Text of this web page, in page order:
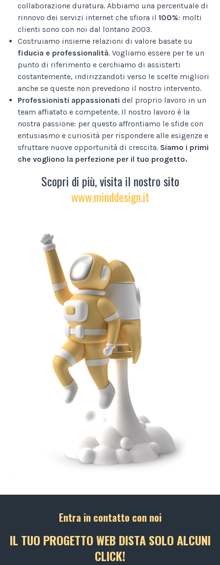
collaborazione duratura. Abbiamo una percentuale di
rinnovo dei servizi internet che sfiora il 100%: molti
clienti sono con noi dal lontano 2003.
Costruiamo insieme relazioni di valore basate su
fiducia e professionalità. Vogliamo essere per te un
punto di riferimento e cerchiamo di assisterti
costantemente, indirizzandoti verso le scelte migliori
anche se queste non prevedono il nostro intervento.
Professionisti appassionati del proprio lavoro in un
team affiatato e competente. Il nostro lavoro è la
nostra passione: per questo affrontiamo le sfide con
entusiasmo e curiosità per rispondere alle esigenze e
sfruttare nuove opportunità di crescita. Siamo i primi
che vogliono la perfezione per il tuo progetto.
Scopri di più, visita il nostro sito
www.minddesign.it
Entra in contatto con noi
IL TUO PROGETTO WEB DISTA SOLO ALCUNI
CLICK!